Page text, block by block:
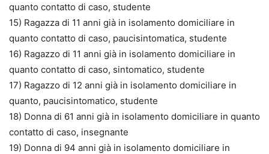
quanto contatto di caso, studente
15) Ragazza di 11 anni già in isolamento domiciliare in
quanto contatto di caso, paucisintomatica, studente
16) Ragazzo di 11 anni già in isolamento domiciliare in
quanto contatto di caso, sintomatico, studente
17) Ragazzo di 12 anni già in isolamento domiciliare in
quanto, paucisintomatico, studente
18) Donna di 61 anni già in isolamento domiciliare in quanto
contatto di caso, insegnante
19) Donna di 94 anni già in isolamento domiciliare in